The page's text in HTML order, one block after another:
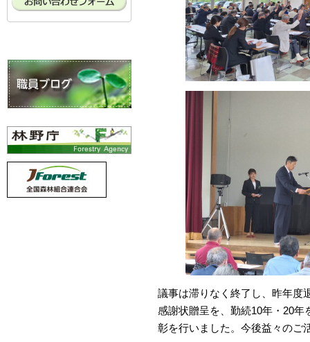
議事は滞りなく終了し、昨年度
感謝状贈呈を、勤続10年・20
彰を行いました。今後益々のご